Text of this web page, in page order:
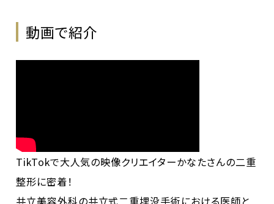
動画で紹介
TikTokで大人気の映像クリエイターかなたさんの二重
整形に密着！
共立美容外科の共立式二重埋没手術における医師と